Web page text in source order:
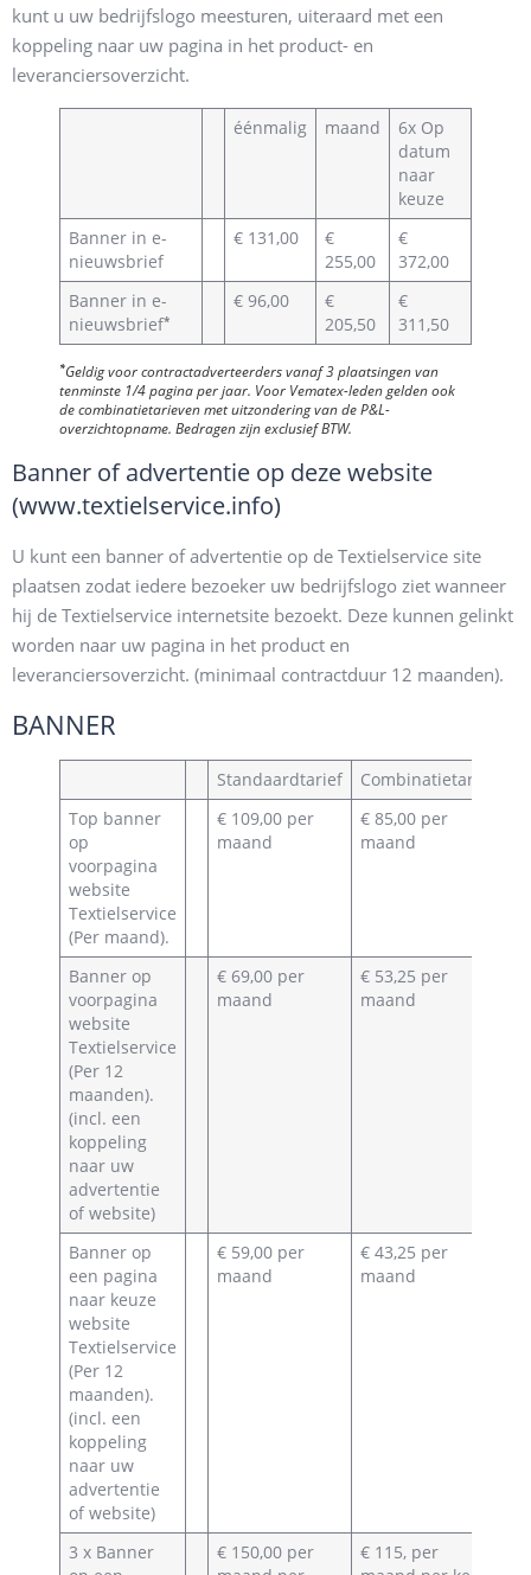
kunt u uw bedrijfslogo meesturen, uiteraard met een
koppeling naar uw pagina in het product- en
leveranciersoverzicht.
éénmalig maand
6x Op
datum
naar
keuze
Banner in e-
nieuwsbrief
€ 131,00
€
255,00
€
372,00
Banner in e-
nieuwsbrief*
€ 96,00
€
205,50
€
311,50
*Geldig voor contractadverteerders vanaf 3 plaatsingen van
tenminste 1/4 pagina per jaar. Voor Vematex-leden gelden ook
de combinatietarieven met uitzondering van de P&L-
overzichtopname. Bedragen zijn exclusief BTW.
Banner of advertentie op deze website
(www.textielservice.info)
U kunt een banner of advertentie op de Textielservice site
plaatsen zodat iedere bezoeker uw bedrijfslogo ziet wanneer
hij de Textielservice internetsite bezoekt. Deze kunnen gelinkt
worden naar uw pagina in het product en
leveranciersoverzicht. (minimaal contractduur 12 maanden).
BANNER
Standaardtarief
Combinatietarief
Top banner
op
voorpagina
website
Textielservice
(Per maand).
€ 109,00 per
maand
€ 85,00 per
maand
Banner op
voorpagina
website
Textielservice
(Per 12
maanden).
(incl. een
koppeling
naar uw
advertentie
of website)
€ 69,00 per
maand
€ 53,25 per
maand
Banner op
een pagina
naar keuze
website
Textielservice
(Per 12
maanden).
(incl. een
koppeling
naar uw
advertentie
of website)
€ 59,00 per
maand
€ 43,25 per
maand
3 x Banner
€ 150,00 per
€ 115, per